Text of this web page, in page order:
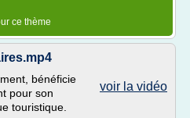
ce thème
voir la vidéo
bénéficie
pour son
touristique.